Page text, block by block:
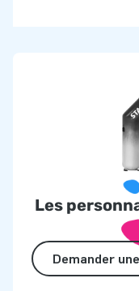
Les
Demander